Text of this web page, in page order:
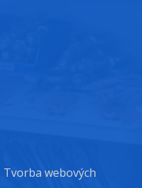
Tvorba webových